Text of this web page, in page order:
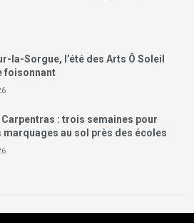
la-Sorgue, l’été des Arts Ô Soleil
foisonnant
Carpentras : trois semaines pour
marquages au sol près des écoles